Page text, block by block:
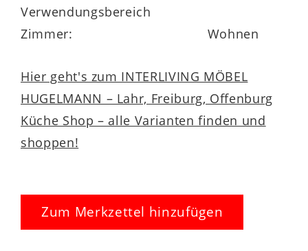
Verwendungsbereich
Zimmer:
Wohnen
Hier geht's zum INTERLIVING MÖBEL
HUGELMANN – Lahr, Freiburg, Offenburg
Küche Shop – alle Varianten finden und
shoppen!
Zum Merkzettel hinzufügen